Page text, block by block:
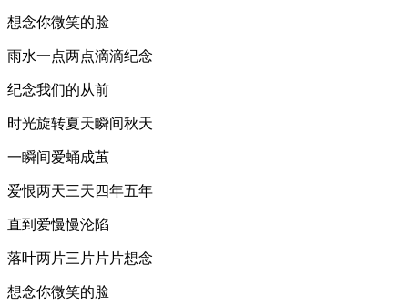
想念你微笑的脸
雨水一点两点滴滴纪念
纪念我们的从前
时光旋转夏天瞬间秋天
一瞬间爱蛹成茧
爱恨两天三天四年五年
直到爱慢慢沦陷
落叶两片三片片片想念
想念你微笑的脸